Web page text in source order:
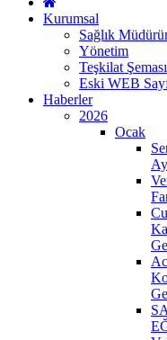
Kurumsal
Sağlık
Yönetim
Teşkilat Şeması
Eski WEB
Haberler
2026
Ocak